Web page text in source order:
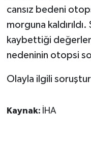
cansız bedeni
morguna
kaybettiği
nedeninin otopsi
Olayla ilgili
Kaynak: İHA
Kadın
KÜLTÜR SANAT
MAGAZİN
Otomobil
POLİTİKA